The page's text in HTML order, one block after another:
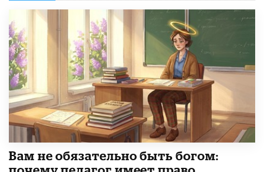
​Вам не обязательно быть богом: